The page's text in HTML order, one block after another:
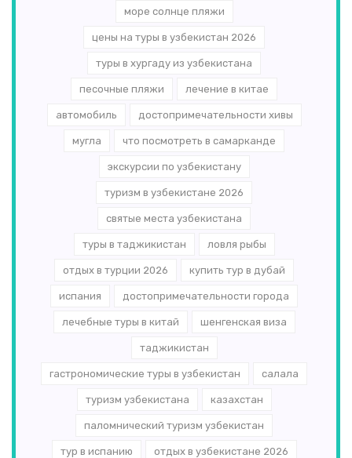
море солнце пляжи
цены на туры в узбекистан 2026
туры в хургаду из узбекистана
песочные пляжи лечение в китае
автомобиль достопримечательности хивы
мугла что посмотреть в самарканде
экскурсии по узбекистану
туризм в узбекистане 2026
святые места узбекистана
туры в таджикистан ловля рыбы
отдых в турции 2026 купить тур в дубай
испания достопримечательности города
лечебные туры в китай шенгенская виза
таджикистан
гастрономические туры в узбекистан салала
туризм узбекистана казахстан
паломнический туризм узбекистан
тур в испанию отдых в узбекистане 2026